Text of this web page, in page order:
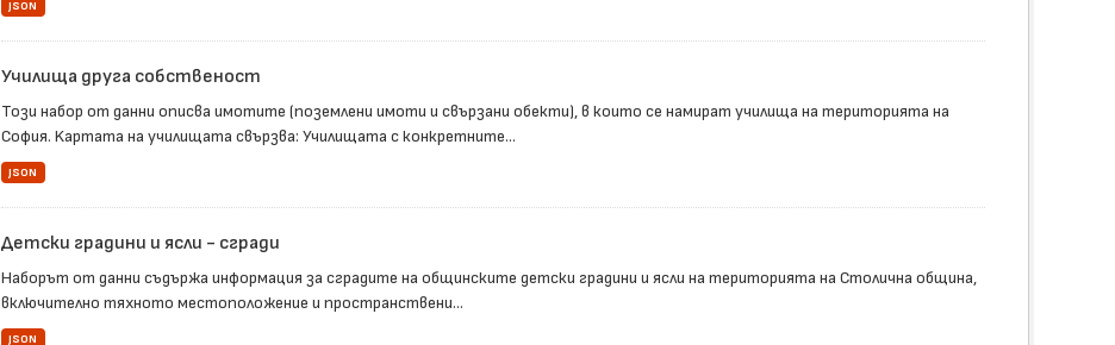
JSON
Училища друга собственост
Този набор от данни описва имотите (поземлени имоти и свързани обекти), в които се намират училища на територията на
София. Kартата на училищата свързва: Училищата с конкретните...
JSON
Детски градини и ясли - сгради
Наборът от данни съдържа информация за сградите на общинските детски градини и ясли на територията на Столична община,
включително тяхното местоположение и пространствени...
JSON